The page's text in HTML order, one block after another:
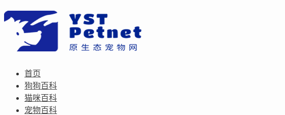
首页
狗狗百科
猫咪百科
宠物百科